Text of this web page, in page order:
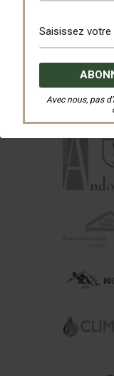
Avec nous, pas